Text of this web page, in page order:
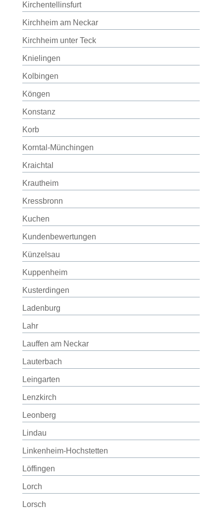
Kirchentellinsfurt
Kirchheim am Neckar
Kirchheim unter Teck
Knielingen
Kolbingen
Köngen
Konstanz
Korb
Korntal-Münchingen
Kraichtal
Krautheim
Kressbronn
Kuchen
Kundenbewertungen
Künzelsau
Kuppenheim
Kusterdingen
Ladenburg
Lahr
Lauffen am Neckar
Lauterbach
Leingarten
Lenzkirch
Leonberg
Lindau
Linkenheim-Hochstetten
Löffingen
Lorch
Lorsch